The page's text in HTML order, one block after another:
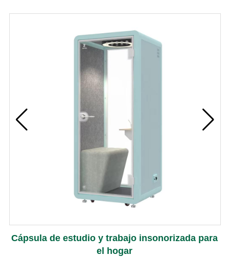
Cápsula de estudio y trabajo insonorizada para
el hogar